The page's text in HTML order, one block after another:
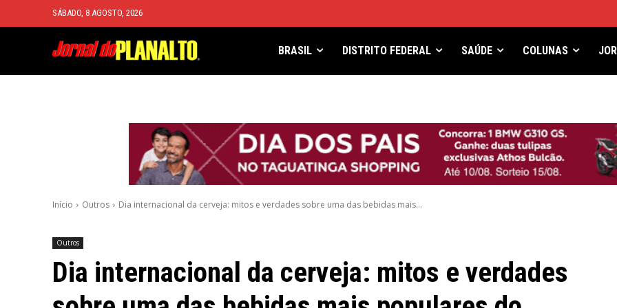
SÁBADO, 8 AGOSTO, 2026
BRASIL DISTRITO FEDERAL SAÚDE COLUNAS
Início Outros Dia internacional da cerveja: mitos e verdades sobre uma das bebidas mais...
Outros
Dia internacional da cerveja: mitos e verdades